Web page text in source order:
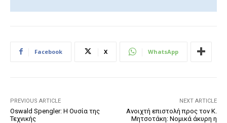
c
b
k
ss
n
tt
ail tF d
e
at
A
k
dI
Facebook X WhatsApp
PREVIOUS ARTICLE
Oswald Spengler: Η Ουσία της
Τεχνικής
NEXT ARTICLE
Ανοιχτή επιστολή προς τον Κ.
Μητσοτάκη: Νομικά άκυρη η